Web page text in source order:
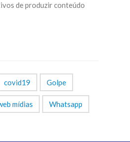
de produzir conteúdo
covid19 Golpe
mídias Whatsapp